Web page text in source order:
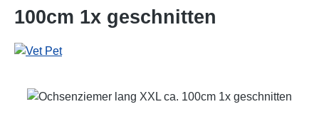
100cm 1x geschnitten
Bildergalerie überspringen